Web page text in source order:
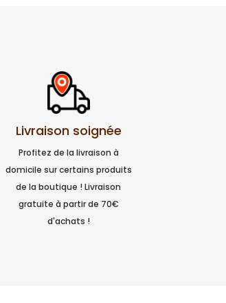
Livraison soignée
Profitez de la livraison à
domicile sur certains produits
de la boutique ! Livraison
gratuite à partir de 70€
d'achats !